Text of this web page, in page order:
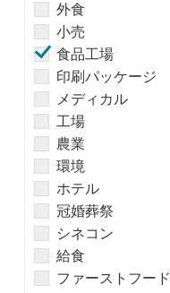
外食
小売
食品工場
印刷パッケージ
メディカル
工場
農業
環境
ホテル
冠婚葬祭
シネコン
給食
ファーストフード